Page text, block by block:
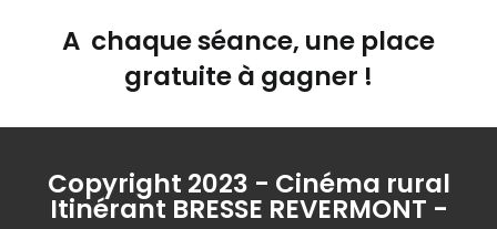
A chaque séance, une place
gratuite à gagner !
Copyright 2023 - Cinéma rural
Itinérant BRESSE REVERMONT -